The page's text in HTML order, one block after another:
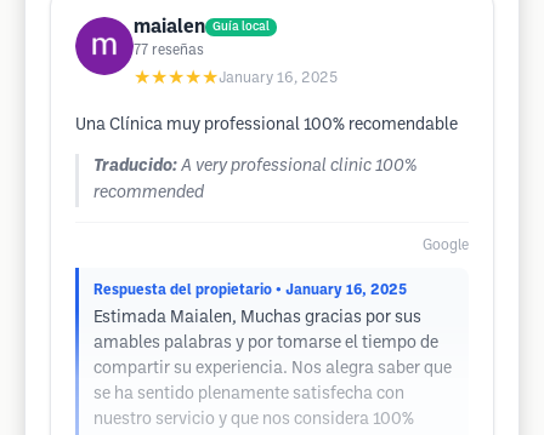
maialen Guía local
77 reseñas
★★★★★January 16, 2025
Una Clínica muy professional 100% recomendable
Traducido: A very professional clinic 100%
recommended
Google
Respuesta del propietario • January 16, 2025
Estimada Maialen, Muchas gracias por sus
amables palabras y por tomarse el tiempo de
compartir su experiencia. Nos alegra saber que
se ha sentido plenamente satisfecha con
nuestro servicio y que nos considera 100%